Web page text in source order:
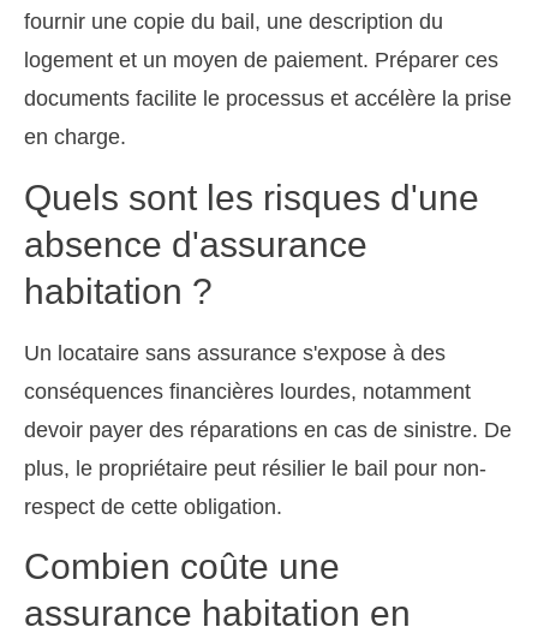
fournir une copie du bail, une description du
logement et un moyen de paiement. Préparer ces
documents facilite le processus et accélère la prise
en charge.
Quels sont les risques d'une
absence d'assurance
habitation ?
Un locataire sans assurance s'expose à des
conséquences financières lourdes, notamment
devoir payer des réparations en cas de sinistre. De
plus, le propriétaire peut résilier le bail pour non-
respect de cette obligation.
Combien coûte une
assurance habitation en